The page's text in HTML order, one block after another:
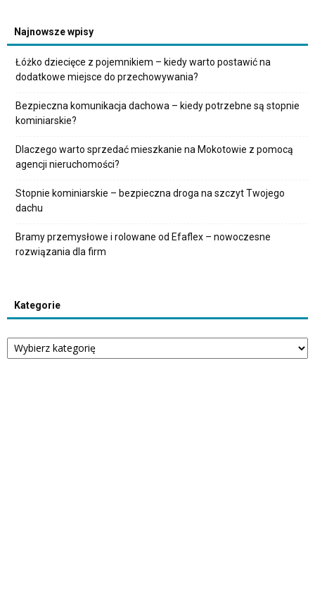
Najnowsze wpisy
Łóżko dziecięce z pojemnikiem – kiedy warto postawić na
dodatkowe miejsce do przechowywania?
Bezpieczna komunikacja dachowa – kiedy potrzebne są stopnie
kominiarskie?
Dlaczego warto sprzedać mieszkanie na Mokotowie z pomocą
agencji nieruchomości?
Stopnie kominiarskie – bezpieczna droga na szczyt Twojego
dachu
Bramy przemysłowe i rolowane od Efaflex – nowoczesne
rozwiązania dla firm
Kategorie
Kategorie